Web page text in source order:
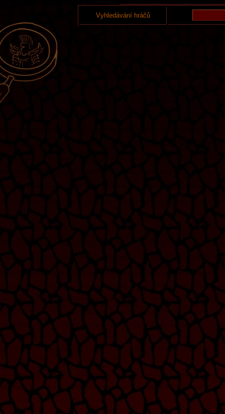
Vyhledávání hráčů